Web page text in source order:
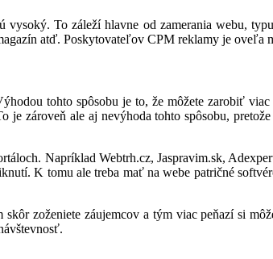
To záleží hlavne od zamerania webu,
atď. Poskytovateľov CPM reklamy je oveľa
tohto spôsobu je to, že môžete zarobiť
zároveň ale aj nevýhoda tohto spôsobu,
Napríklad Webtrh.cz, Jaspravim.sk,
K tomu ale treba mať na webe patričné
zoženiete záujemcov a tým viac peňazí si